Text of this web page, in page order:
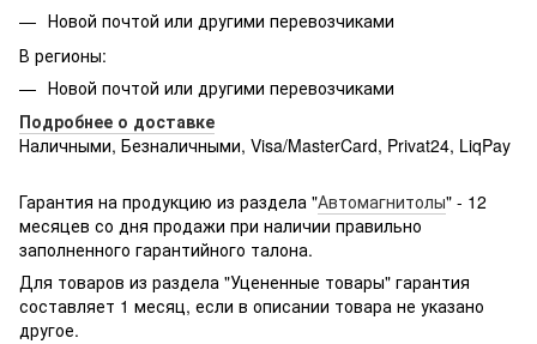
Новой почтой или другими перевозчиками
В регионы:
Новой почтой или другими перевозчиками
Подробнее о доставке
Наличными, Безналичными, Visa/MasterCard, Privat24, LiqPay
g361hhadsek/p3316040/#
Гарантия на продукцию из раздела "Автомагнитолы" - 12
месяцев со дня продажи при наличии правильно
заполненного гарантийного талона.
Для товаров из раздела "Уцененные товары" гарантия
составляет 1 месяц, если в описании товара не указано
другое.